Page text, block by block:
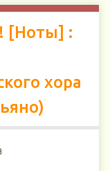
[Ноты] :
хора